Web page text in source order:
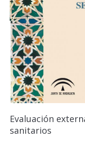
Evaluación
sanitarios